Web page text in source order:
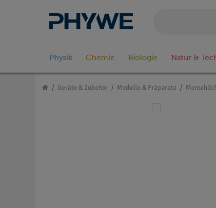
Physik Chemie Biologie Natur &
Geräte & Zubehör Modelle & Präparate